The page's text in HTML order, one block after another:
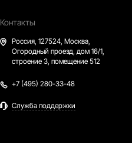
Контакты
Россия, 127524, Москва,
Огородный проезд, дом 16/1,
строение 3, помещение 512
+7 (495) 280-33-48
Служба поддержки